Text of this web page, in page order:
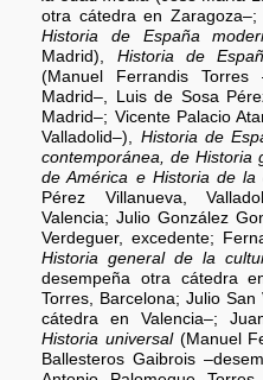
otra cátedra en
Historia de España
Madrid), Historia de
(Manuel Ferrandis
Madrid–, Luis de Sosa
Madrid–; Vicente Palacio
Valladolid–), Historia de
contemporánea, de Historia
de América e Historia de la
Pérez Villanueva,
Valencia; Julio González
Verdeguer, excedente;
Historia general de la
desempeña otra cátedra
Torres, Barcelona; Julio
cátedra en Valencia–;
Historia universal(Manuel
Ballesteros Gaibrois